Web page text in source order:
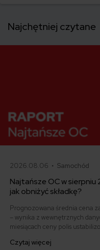
Najchętniej czytane
2026.08.06 • Samochód
Najtańsze OC w sierpniu
jak obniżyć składkę?
Prognozowana średnia cena
– wynika z wewnętrznych
miesiącach ceny polis
500 zł, inni – powyżej 1500
Czytaj więcej